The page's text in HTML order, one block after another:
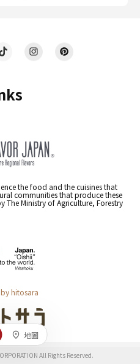
the food and the cuisines that
communities that produce these
The Ministry of Agriculture, Forestry
hitosara
地圖
All Rights Reserved.